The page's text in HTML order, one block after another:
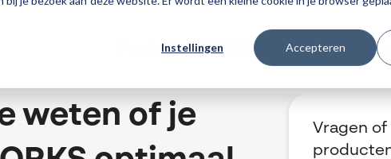
Instellingen Accepteren
Producten3DEXPERIENCETrainingen
weten of je
Vragen of